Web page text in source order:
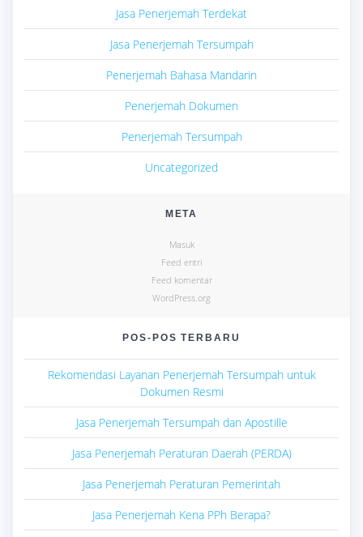
Jasa Penerjemah Terdekat
Jasa Penerjemah Tersumpah
Penerjemah Bahasa Mandarin
Penerjemah Dokumen
Penerjemah Tersumpah
Uncategorized
META
Masuk
Feed entri
Feed komentar
WordPress.org
POS-POS TERBARU
Rekomendasi Layanan Penerjemah Tersumpah untuk
Dokumen Resmi
Jasa Penerjemah Tersumpah dan Apostille
Jasa Penerjemah Peraturan Daerah (PERDA)
Jasa Penerjemah Peraturan Pemerintah
Jasa Penerjemah Kena PPh Berapa?